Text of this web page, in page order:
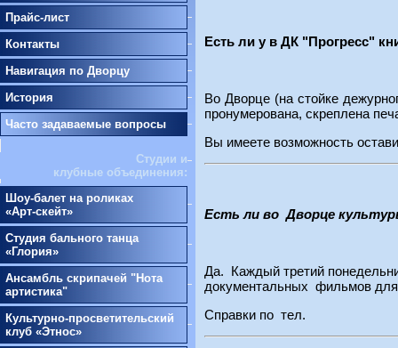
Прайс-лист
Контакты
Навигация по Дворцу
История
Часто задаваемые вопросы
Студии и
клубные объединения:
Шоу-балет на роликах
«Арт-скейт»
Студия бального танца
«Глория»
Ансамбль скрипачей "Нота
артистика"
Культурно-просветительский
клуб «Этнос»
Есть ли у в ДК "Прогресс"
Во Дворце (на стойке
пронумерована, скреплена
Вы имеете возможность
Есть ли во Дворце
Да. Каждый третий
документальных фильмов для
Справки по тел.